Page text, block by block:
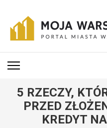
content
(Press
Enter)
MOJA-
5 RZECZY,
PRZED
KREDYT